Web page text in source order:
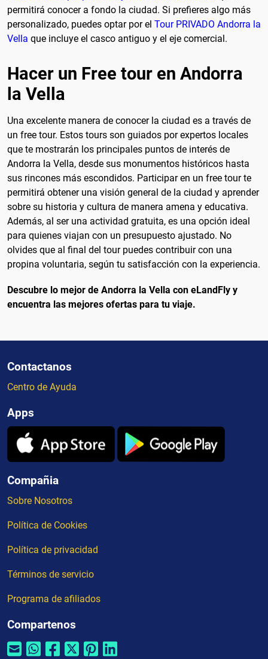
permitirá conocer a fondo la ciudad. Si prefieres algo más
personalizado, puedes optar por el Tour PRIVADO Andorra la
Vella que incluye el casco antiguo y el eje comercial.
Hacer un Free tour en Andorra
la Vella
Una excelente manera de conocer la ciudad es a través de
un free tour. Estos tours son guiados por expertos locales
que te mostrarán los principales puntos de interés de
Andorra la Vella, desde sus monumentos históricos hasta
sus rincones más escondidos. Participar en un free tour te
permitirá obtener una visión general de la ciudad y aprender
sobre su historia y cultura de manera amena y educativa.
Además, al ser una actividad gratuita, es una opción ideal
para quienes viajan con un presupuesto ajustado. No
olvides que al final del tour puedes contribuir con una
propina voluntaria, según tu satisfacción con la experiencia.
Descubre lo mejor de Andorra la Vella con eLandFly y
encuentra las mejores ofertas para tu viaje.
Contactanos
Centro de Ayuda
Apps
Compañia
Sobre Nosotros
Política de Cookies
Política de privacidad
Términos de servicio
Programa de afiliados
Compartenos